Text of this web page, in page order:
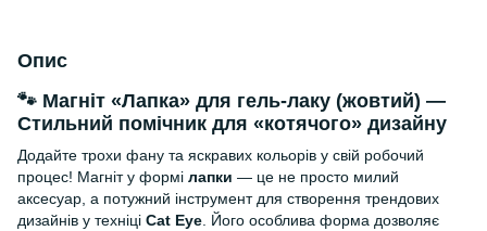
Опис
🐾 Магніт «Лапка» для гель-лаку (жовтий) —
Стильний помічник для «котячого» дизайну
Додайте трохи фану та яскравих кольорів у свій робочий
процес! Магніт у формі лапки — це не просто милий
аксесуар, а потужний інструмент для створення трендових
дизайнів у техніці Cat Eye. Його особлива форма дозволяє